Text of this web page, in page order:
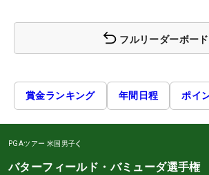
フルリーダーボード
賞金ランキング 年間日程 ポイ
PGAツアー 米国男子
バターフィールド・バミューダ選手権